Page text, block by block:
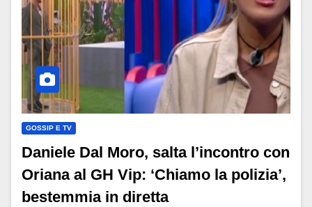
GOSSIP E TV
Daniele Dal Moro, salta l’incontro con
Oriana al GH Vip: ‘Chiamo la polizia’,
bestemmia in diretta